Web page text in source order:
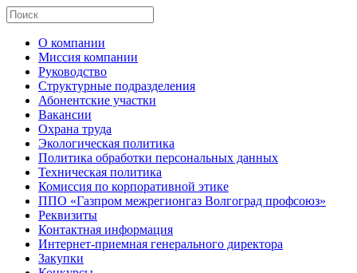
О компании
Миссия компании
Руководство
Структурные подразделения
Абонентские участки
Вакансии
Охрана труда
Экологическая политика
Политика обработки персональных данных
Техническая политика
Комиссия по корпоративной этике
ППО «Газпром межрегионгаз Волгоград профсоюз»
Реквизиты
Контактная информация
Интернет-приемная генерального директора
Закупки